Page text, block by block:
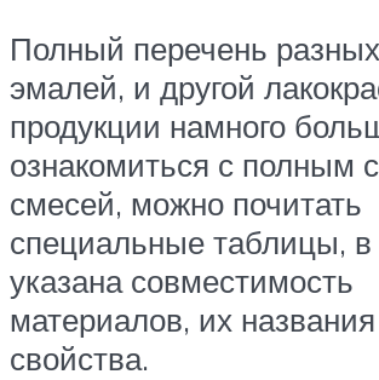
Полный перечень
эмалей, и другой
продукции намного
ознакомиться с полным
смесей, можно почитать
специальные таблицы, в
указана совместимость
материалов, их
свойства.